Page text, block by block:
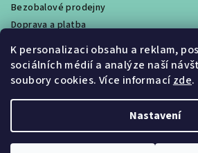
K personalizaci obsahu a reklam,
sociálních médií a analýze naší
soubory cookies. Více informacízde.
Nastavení
Bezobalové prodejny
Doprava a platba
Ochrana osobních údajů / GDPR
Věrnostní program
Obchody
Upravit